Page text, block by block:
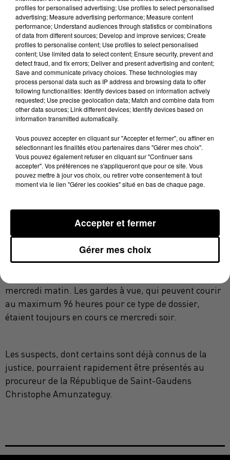
gendarmes de la compagnie de Saint-Gaudens, sous
l’autorité du parquet de Saint-Gaudens.
Dans quelle mesure et où les trafiquants se
ravitaillaient-ils en cocaïne ? L’enquête et les
auditions en cours doivent le déterminer. Mais la
poudre blanche était vraisemblablement destinée à
alimenter les toxicomanes du Luchonnais. Au moins
deux perquisitions aux domiciles des mis en cause
auraient été menées mardi et mercredi. Elles
auraient permis, selon nos informations, de mettre la
main sur presque 10 000 euros en liquide et 220
grammes de cocaïne.
visées « plutôt jeunes, une vingtaine d''années »
appartiennent « au milieu des stupéfiants de
Bagnères-de-Luchon » mais toutes n’auraient pas
forcément été interpellées dans la cité thermale. Les
gendarmes auraient appréhendé plusieurs cibles
mercredi matin. Les gardes à vue, qui peuvent courir
au maximum 96 heures pour ce type de dossier,
étaient toujours en cours ce mercredi soir.
Les suspects, dont certains sont déjà connus de la
justice, pourraient rapidement être présentés au
procureur de la République de Saint-Gaudens
Christophe Amunzateguy.
profiles for personalised advertising; Use profiles to select personalised
advertising; Measure advertising performance; Measure content
performance; Understand audiences through statistics or combinations
of data from different sources; Develop and improve services; Create
profiles to personalise content; Use profiles to select personalised
content; Use limited data to select content; Ensure security, prevent and
detect fraud, and fix errors; Deliver and present advertising and content;
Save and communicate privacy choices. These technologies may
process personal data such as IP address and browsing data to offer
following functionalities: Identify devices based on information actively
requested; Use precise geolocation data; Match and combine data from
other data sources; Link different devices; Identify devices based on
information transmitted automatically.
Vous pouvez accepter en cliquant sur "Accepter et fermer", ou affiner en
sélectionnant les finalités et/ou partenaires dans "Gérer mes choix".
Vous pouvez également refuser en cliquant sur "Continuer sans
accepter". Vos préférences ne s'appliqueront que pour ce site. Vous
pouvez mettre à jour vos choix, ou retirer votre consentement à tout
moment via le lien "Gérer les cookies" situé en bas de chaque page.
Gérer mes choix
Accepter et fermer